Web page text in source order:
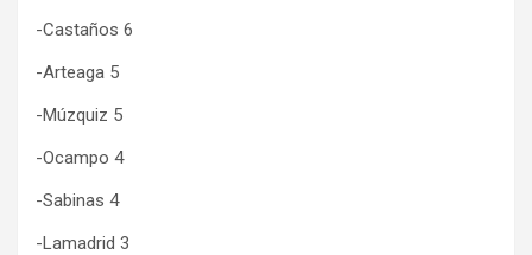
-Castaños 6
-Arteaga 5
-Múzquiz 5
-Ocampo 4
-Sabinas 4
-Lamadrid 3